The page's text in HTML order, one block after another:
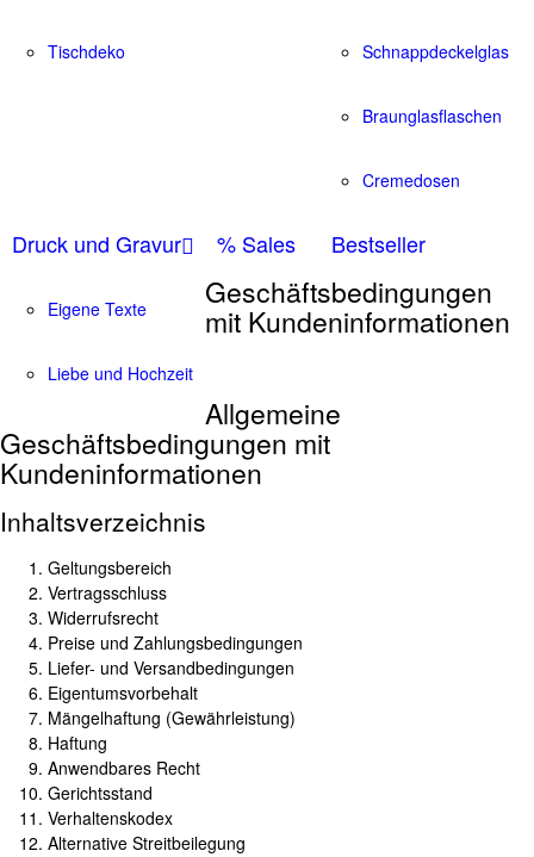
Tischdeko Schnappdeckelglas
Braunglasflaschen
Cremedosen
Druck und Gravur
Eigene Texte
Liebe und Hochzeit
% Sales Bestseller
Geschäftsbedingungen
mit Kundeninformationen
Allgemeine
Geschäftsbedingungen mit
Kundeninformationen
Inhaltsverzeichnis
Geltungsbereich
Vertragsschluss
Widerrufsrecht
Preise und Zahlungsbedingungen
Liefer- und Versandbedingungen
Eigentumsvorbehalt
Mängelhaftung (Gewährleistung)
Haftung
Anwendbares Recht
Gerichtsstand
Verhaltenskodex
Alternative Streitbeilegung